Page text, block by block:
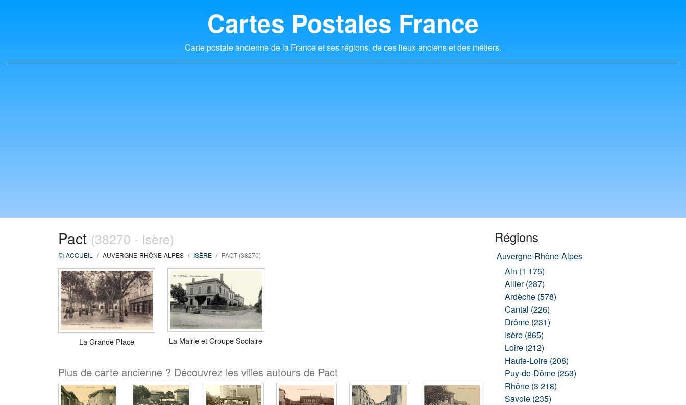
Cartes Postales France
Carte postale ancienne de la France et ses régions, de ces lieux anciens et des métiers.
Pact (38270 - Isère)
ACCUEIL AUVERGNE-RHÔNE-ALPES ISÈRE PACT (38270)
La Grande Place La Mairie et Groupe Scolaire
Plus de carte ancienne ? Découvrez les villes autours de Pact
Régions
Auvergne-Rhône-Alpes
Ain (1 175)
Allier (287)
Ardèche (578)
Cantal (226)
Drôme (231)
Isère (865)
Loire (212)
Haute-Loire (208)
Puy-de-Dôme (253)
Rhône (3 218)
Savoie (235)